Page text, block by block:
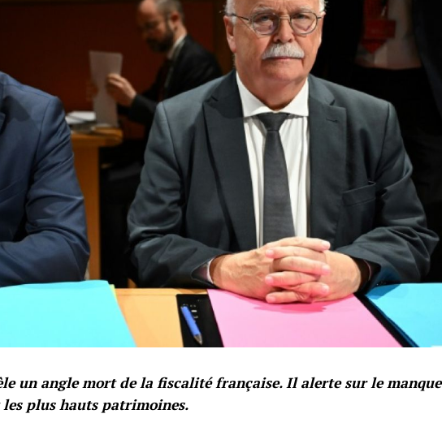
un angle mort de la fiscalité française. Il alerte sur le manque
plus hauts patrimoines.